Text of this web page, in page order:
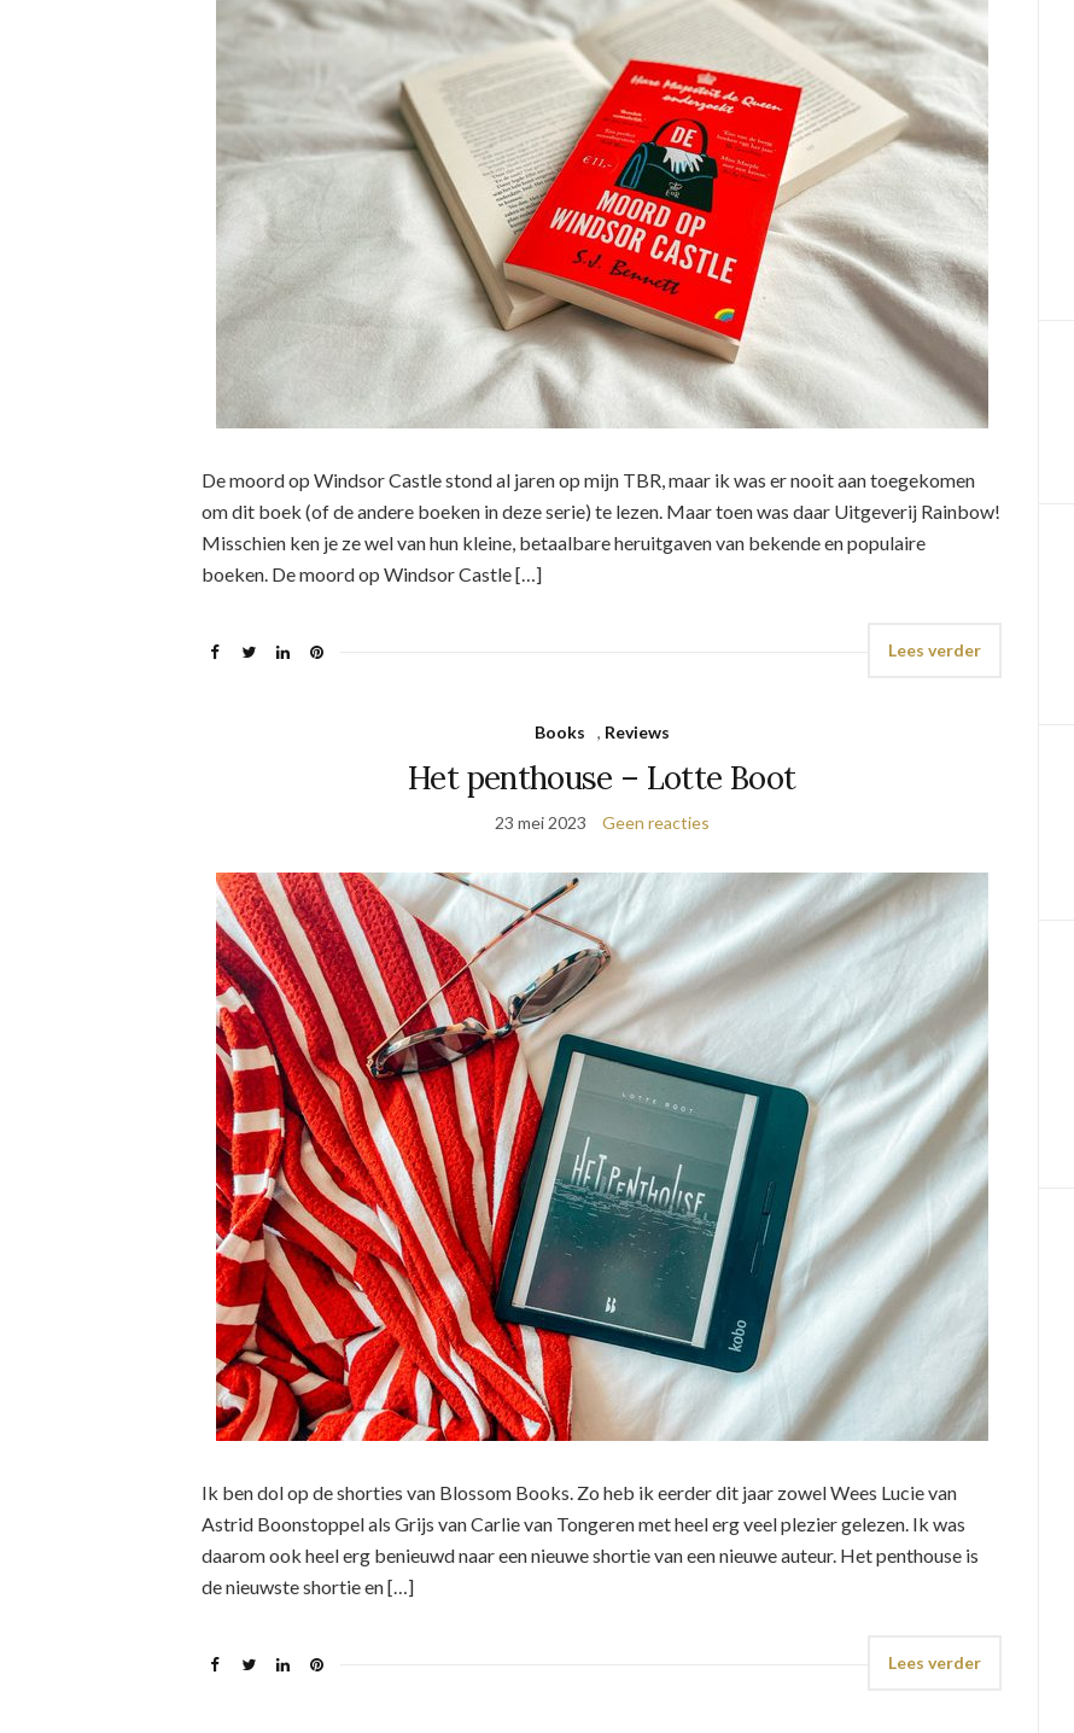
De moord op Windsor Castle stond al jaren op mijn TBR, maar ik was er nooit aan toegekomen
om dit boek (of de andere boeken in deze serie) te lezen. Maar toen was daar Uitgeverij Rainbow!
Misschien ken je ze wel van hun kleine, betaalbare heruitgaven van bekende en populaire
boeken. De moord op Windsor Castle […]
Lees verder
Books , Reviews
Het penthouse – Lotte Boot
23 mei 2023 Geen reacties
Ik ben dol op de shorties van Blossom Books. Zo heb ik eerder dit jaar zowel Wees Lucie van
Astrid Boonstoppel als Grijs van Carlie van Tongeren met heel erg veel plezier gelezen. Ik was
daarom ook heel erg benieuwd naar een nieuwe shortie van een nieuwe auteur. Het penthouse is
de nieuwste shortie en […]
Lees verder